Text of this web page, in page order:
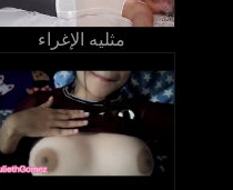
مثليه الإغراء